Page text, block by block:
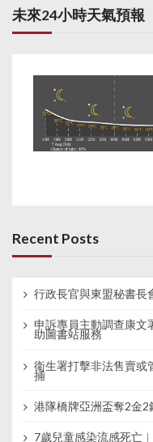
未來24小時天氣預報
Recent Posts
行政長官與東盟秘書長
申訴專員主動調查康文
助圖書站服務
衞生署打擊非法售賣或
捕
港隊橋牌亞洲盃奪2金2
7歲兒童感染流感死亡